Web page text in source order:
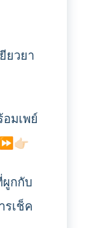
ยวยา
มเพย์
กกับ
รเช็ค